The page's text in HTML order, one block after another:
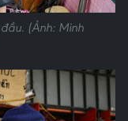
(Ảnh: Minh